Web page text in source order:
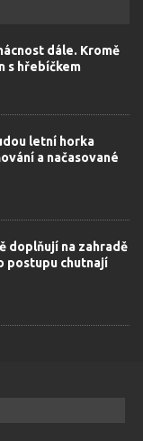
dále. Kromě
s hřebíčkem
letní horka
a načasované
doplňují na zahradě
postupu chutnají